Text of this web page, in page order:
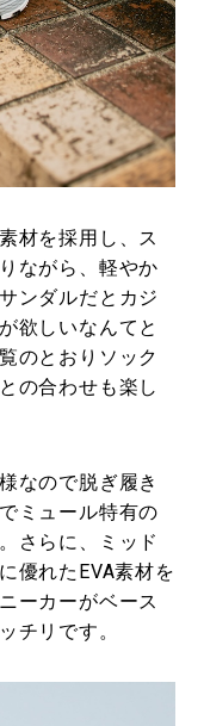
材を採用し、ス
ながら、軽やか
ンダルだとカジ
欲しいなんてと
のとおりソック
の合わせも楽し
なので脱ぎ履き
ミュール特有の
さらに、ミッド
優れたEVA素材を
ーカーがベース
チリです。